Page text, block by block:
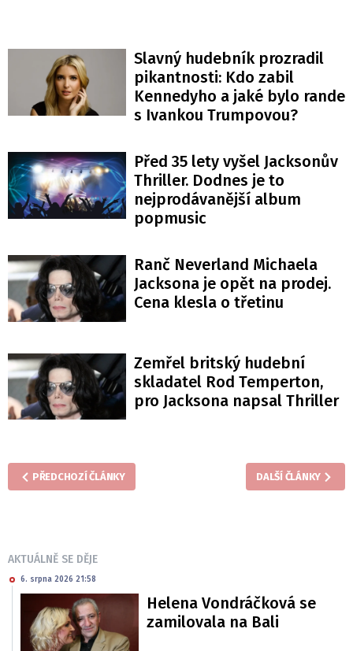
Slavný hudebník prozradil
pikantnosti: Kdo zabil
Kennedyho a jaké bylo rande
s Ivankou Trumpovou?
Před 35 lety vyšel Jacksonův
Thriller. Dodnes je to
nejprodávanější album
popmusic
Ranč Neverland Michaela
Jacksona je opět na prodej.
Cena klesla o třetinu
Zemřel britský hudební
skladatel Rod Temperton,
pro Jacksona napsal Thriller
PŘEDCHOZÍ ČLÁNKY DALŠÍ ČLÁNKY
AKTUÁLNĚ SE DĚJE
6. srpna 2026 21:58
Helena Vondráčková se
zamilovala na Bali